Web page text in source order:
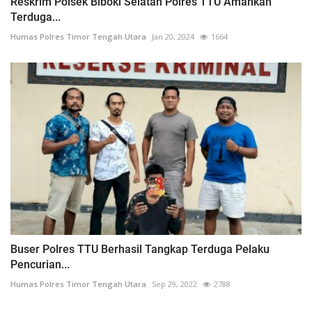
Terduga...
Humas Polres Timor Tengah Utara Jan 20, 2024 1664
Buser Polres TTU Berhasil Tangkap Terduga Pelaku
Pencurian...
Humas Polres Timor Tengah Utara Sep 29, 2022 2788